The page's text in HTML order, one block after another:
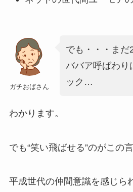
ガチおばさん
でも・・・まだ
ババア呼ばわり
ック…
わかります。
でも“笑い飛ばせる”のがこの
平成世代の仲間意識を感じら